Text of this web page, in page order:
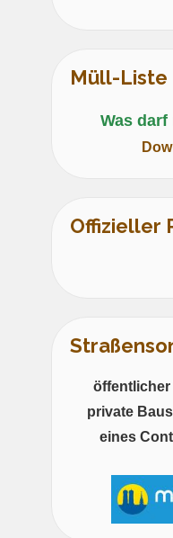
Müll-Liste
Was darf
Offizieller
private
eines